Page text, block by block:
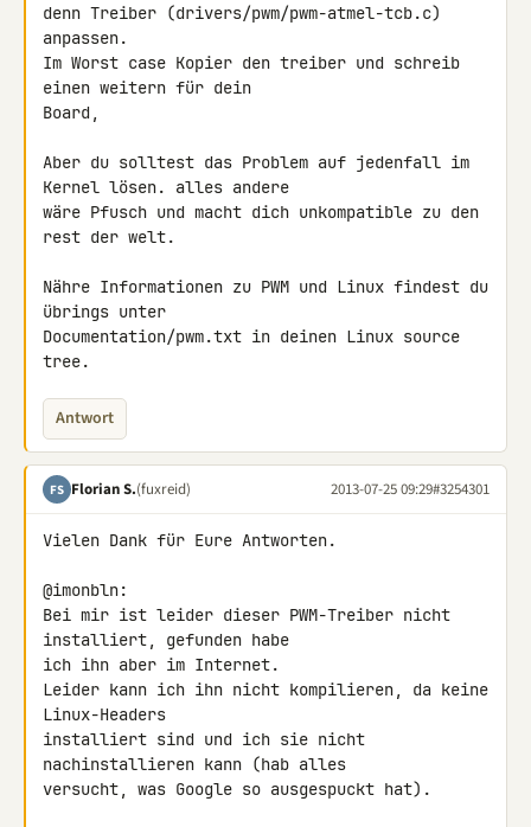
denn Treiber (drivers/pwm/pwm-atmel-tcb.c)
anpassen.
Im Worst case Kopier den treiber und schreib
einen weitern für dein
Board,
Aber du solltest das Problem auf jedenfall im
Kernel lösen. alles andere
wäre Pfusch und macht dich unkompatible zu den
rest der welt.
Nähre Informationen zu PWM und Linux findest du
übrings unter
Documentation/pwm.txt in deinen Linux source
tree.
Antwort
FS Florian S.(fuxreid) 2013-07-25 09:29#3254301
Vielen Dank für Eure Antworten.
@imonbln:
Bei mir ist leider dieser PWM-Treiber nicht
installiert, gefunden habe
ich ihn aber im Internet.
Leider kann ich ihn nicht kompilieren, da keine
Linux-Headers
installiert sind und ich sie nicht
nachinstallieren kann (hab alles
versucht, was Google so ausgespuckt hat).